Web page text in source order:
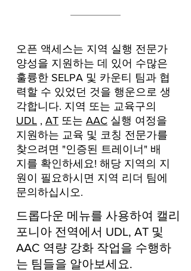
오픈 액세스는 지역 실행 전문가
양성을 지원하는 데 있어 수많은
훌륭한 SELPA 및 카운티 팀과 협
력할 수 있었던 것을 행운으로 생
각합니다. 지역 또는 교육구의
UDL , AT 또는 AAC 실행 여정을
지원하는 교육 및 코칭 전문가를
찾으려면 "인증된 트레이너" 배
지를 확인하세요! 해당 지역의 지
원이 필요하시면 지역 리더 팀에
문의하십시오.
드롭다운 메뉴를 사용하여 캘리
포니아 전역에서 UDL, AT 및
AAC 역량 강화 작업을 수행하
는 팀들을 알아보세요.